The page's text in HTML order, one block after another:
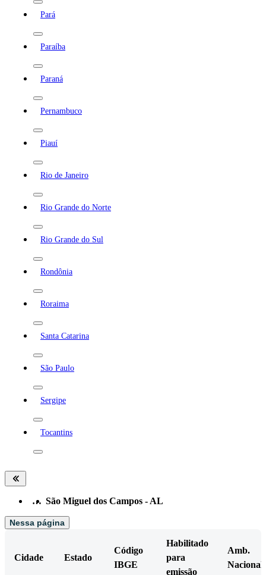
Pará
Paraíba
Paraná
Pernambuco
Piauí
Rio de Janeiro
Rio Grande do Norte
Rio Grande do Sul
Rondônia
Roraima
Santa Catarina
São Paulo
Sergipe
Tocantins
… São Miguel dos Campos - AL
Nessa página
Cidade Estado
Código
IBGE
Habilitado
para
emissão
Amb.
Nacional